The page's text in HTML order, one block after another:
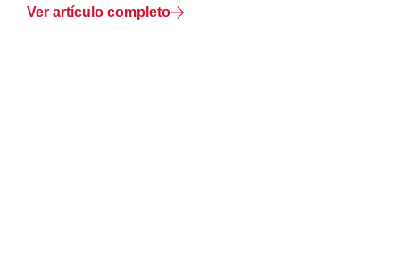
Ver artículo completo